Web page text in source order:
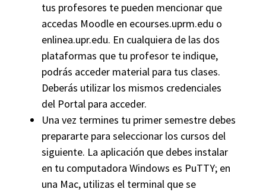
tus profesores te pueden mencionar que
accedas Moodle en ecourses.uprm.edu o
enlinea.upr.edu. En cualquiera de las dos
plataformas que tu profesor te indique,
podrás acceder material para tus clases.
Deberás utilizar los mismos credenciales
del Portal para acceder.
Una vez termines tu primer semestre debes
prepararte para seleccionar los cursos del
siguiente. La aplicación que debes instalar
en tu computadora Windows es PuTTY; en
una Mac, utilizas el terminal que se